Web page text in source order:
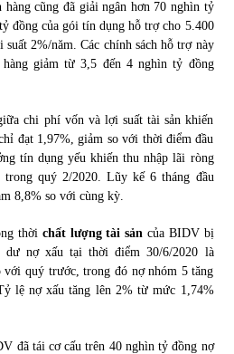
cũng đã giải ngân hơn 70 nghìn tỷ
đồng của gói tín dụng hỗ trợ cho 5.400
2%/năm. Các chính sách hỗ trợ này
hàng giảm từ 3,5 đến 4 nghìn tỷ đồng
chi phí vốn và lợi suất tài sản khiến
đạt 1,97%, giảm so với thời điểm đầu
tín dụng yếu khiến thu nhập lãi ròng
quý 2/2020. Lũy kế 6 tháng đầu
8,8% so với cùng kỳ.
thời chất lượng tài sản của BIDV bị
dư nợ xấu tại thời điểm 30/6/2020 là
với quý trước, trong đó nợ nhóm 5 tăng
lệ nợ xấu tăng lên 2% từ mức 1,74%
đã tái cơ cấu trên 40 nghìn tỷ đồng nợ